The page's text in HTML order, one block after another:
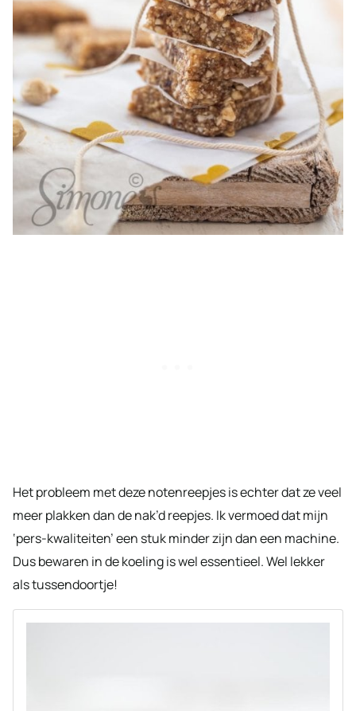
Het probleem met deze notenreepjes is echter dat ze veel
meer plakken dan de nak’d reepjes. Ik vermoed dat mijn
‘pers-kwaliteiten’ een stuk minder zijn dan een machine.
Dus bewaren in de koeling is wel essentieel. Wel lekker
als tussendoortje!